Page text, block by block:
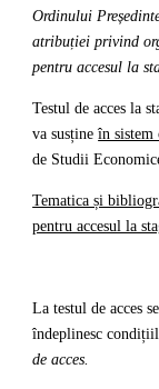
Ordinului
atribuției privind
pentru accesul la
Testul de acces la
va susțineîn sistem
de Studii
Tematica și
pentru accesul la
La testul de acces
îndeplinesc
de acces.